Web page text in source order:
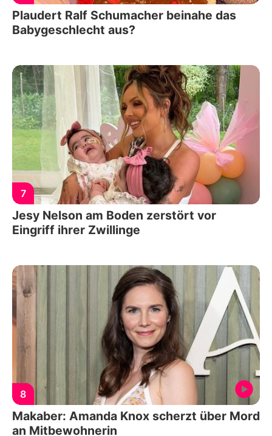
Plaudert Ralf Schumacher beinahe das
Babygeschlecht aus?
7
Jesy Nelson am Boden zerstört vor
Eingriff ihrer Zwillinge
8
Makaber: Amanda Knox scherzt über Mord
an Mitbewohnerin